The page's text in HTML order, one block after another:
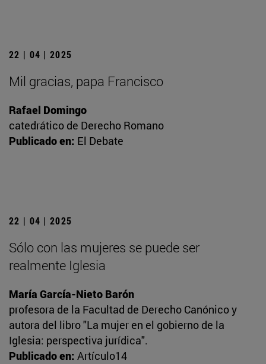
22 | 04 | 2025
Mil gracias, papa Francisco
Rafael Domingo
catedrático de Derecho Romano
Publicado en: El Debate
22 | 04 | 2025
Sólo con las mujeres se puede ser
realmente Iglesia
María García-Nieto Barón
profesora de la Facultad de Derecho Canónico y
autora del libro "La mujer en el gobierno de la
Iglesia: perspectiva jurídica".
Publicado en: Artículo14